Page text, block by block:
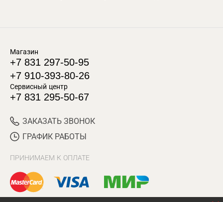
Магазин
+7 831 297-50-95
+7 910-393-80-26
Сервисный центр
+7 831 295-50-67
ЗАКАЗАТЬ ЗВОНОК
ГРАФИК РАБОТЫ
ПРИНИМАЕМ К ОПЛАТЕ